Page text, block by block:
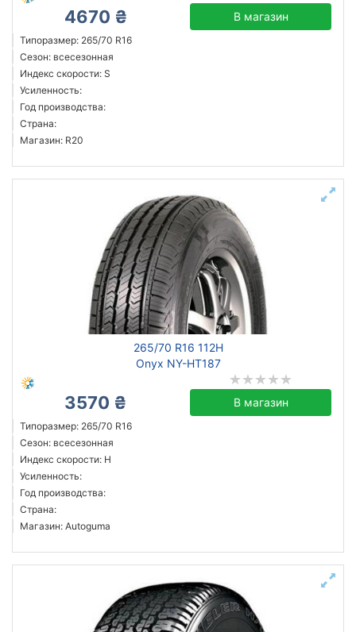
4670 ₴ В магазин
Типоразмер: 265/70 R16
Сезон: всесезонная
Индекс скорости: S
Усиленность:
Год производства:
Страна:
Магазин: R20
265/70 R16 112H
Onyx NY-HT187
3570 ₴ В магазин
Типоразмер: 265/70 R16
Сезон: всесезонная
Индекс скорости: H
Усиленность:
Год производства:
Страна:
Магазин: Autoguma